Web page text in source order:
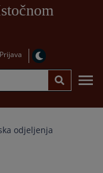
Prijava
odjeljenja